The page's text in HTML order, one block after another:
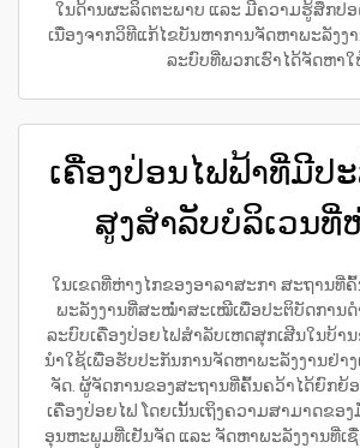
ໃນດ້ານຜະລິດຕະພາບ ແລະ ມີຄວາມຮູ້ສຶກປ
ເນື່ອງຈາກວິທີແກ້ໄຂບັນຫາການຈັດຫາພະລັງງາ
ລະບົບທີ່ພວກເຮົາໄດ້ຈັດຫາໃ
ເຄື່ອງປ່ອນໄຟຟ້າທີ່ມີປ
ສູງສຳລັບບໍລິເວນທີ່
ໃນເຂດທີ່ຫ່າງໄກຂອງອາລາສະກາ ສະຖານທີ່
ພະລັງງານທີ່ສະໝໍ່າສະເໝີເພື່ອປະຕິບັດການດ
ລະບົບເຄື່ອງປ່ອຍໄຟສຳລັບເຫດສຸກເສີນໃນບ້າ
ນຳໃຊ້ເພື່ອຮັບປະກັນການຈັດຫາພະລັງງານຢ່າ
ຈັດ. ຜູ້ຈັດການຂອງສະຖານທີ່ຄົ້ນຄວ້າໄດ້ຍົກຍ້
ເຄື່ອງປ່ອຍໄຟ ໂດຍເນັ້ນເຖິງຄວາມສາມາດຂອ
ອຸນຫະພູມທີ່ເຢັນຈັດ ແລະ ຈັດຫາພະລັງງານທີ່ເ